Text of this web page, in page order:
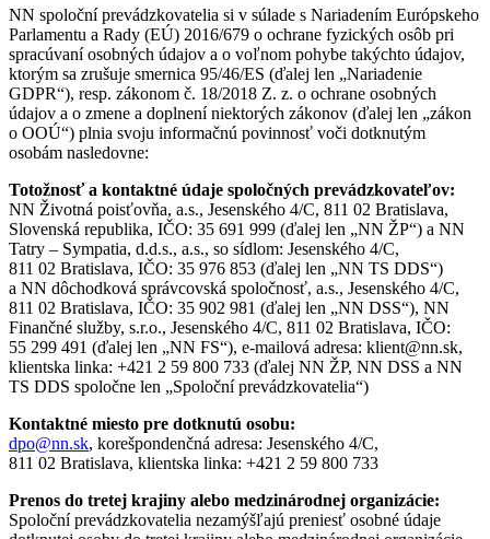
NN spoloční prevádzkovatelia si v súlade s Nariadením Európskeho
Parlamentu a Rady (EÚ) 2016/679 o ochrane fyzických osôb pri
spracúvaní osobných údajov a o voľnom pohybe takýchto údajov,
ktorým sa zrušuje smernica 95/46/ES (ďalej len „Nariadenie
GDPR“), resp. zákonom č. 18/2018 Z. z. o ochrane osobných
údajov a o zmene a doplnení niektorých zákonov (ďalej len „zákon
o OOÚ“) plnia svoju informačnú povinnosť voči dotknutým
osobám nasledovne:
Totožnosť a kontaktné údaje spoločných prevádzkovateľov:
NN Životná poisťovňa, a.s., Jesenského 4/C, 811 02 Bratislava,
Slovenská republika, IČO: 35 691 999 (ďalej len „NN ŽP“) a NN
Tatry – Sympatia, d.d.s., a.s., so sídlom: Jesenského 4/C,
811 02 Bratislava, IČO: 35 976 853 (ďalej len „NN TS DDS“)
a NN dôchodková správcovská spoločnosť, a.s., Jesenského 4/C,
811 02 Bratislava, IČO: 35 902 981 (ďalej len „NN DSS“), NN
Finančné služby, s.r.o., Jesenského 4/C, 811 02 Bratislava, IČO:
55 299 491 (ďalej len „NN FS“), e-mailová adresa: klient@nn.sk,
klientska linka: +421 2 59 800 733 (ďalej NN ŽP, NN DSS a NN
TS DDS spoločne len „Spoloční prevádzkovatelia“)
Kontaktné miesto pre dotknutú osobu:
dpo@nn.sk, korešpondenčná adresa: Jesenského 4/C,
811 02 Bratislava, klientska linka: +421 2 59 800 733
Prenos do tretej krajiny alebo medzinárodnej organizácie:
Spoloční prevádzkovatelia nezamýšľajú preniesť osobné údaje